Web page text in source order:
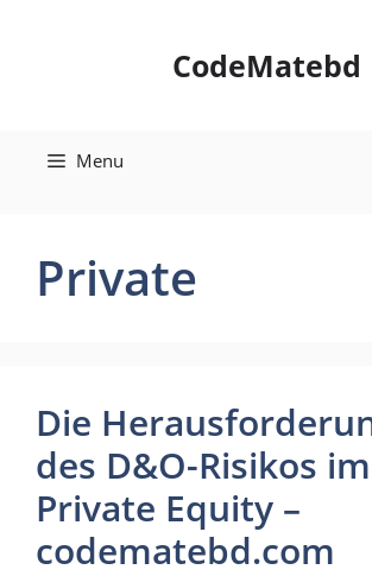
CodeMatebd
Menu
Private
Die
des D&O-Risikos im
Private Equity –
codematebd.com